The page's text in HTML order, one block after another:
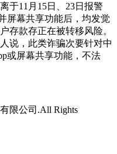
11月15日、23日报警
屏幕共享功能后，均发觉
存款存正在被转移风险。
说，此类诈骗次要针对中
或屏幕共享功能，不法
限公司.All Rights